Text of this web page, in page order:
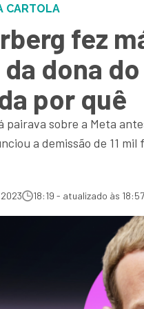
CARTOLA
fez
dona
por quê
pairava sobre a Meta
a demissão de 11
18:19 - atualizado às 18:57